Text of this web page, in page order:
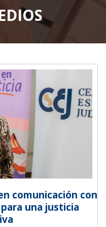
comunicación con
una justicia